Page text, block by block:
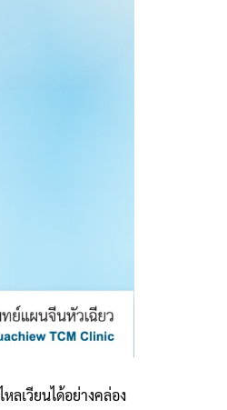
ลเวียนได้อย่างคล่อง